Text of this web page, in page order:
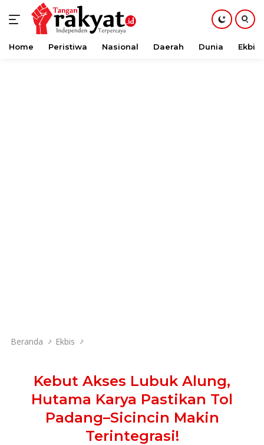
Langsung
Home Peristiwa Nasional Daerah Dunia Ekbis
Beranda Ekbis
Kebut Akses Lubuk Alung,
Hutama Karya Pastikan Tol
Padang–Sicincin Makin
Terintegrasi!